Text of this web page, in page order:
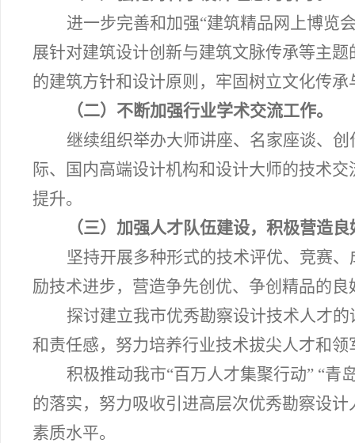
进一步完善和加强“建筑精品网上博览
展针对建筑设计创新与建筑文脉传承等主
的建筑方针和设计原则，牢固树立文化传
（二）不断加强行业学术交流工作。
继续组织举办大师讲座、名家座谈、
际、国内高端设计机构和设计大师的技术
提升。
（三）加强人才队伍建设，积极营造
坚持开展多种形式的技术评优、竞赛
励技术进步，营造争先创优、争创精品的良
探讨建立我市优秀勘察设计技术人才
和责任感，努力培养行业技术拔尖人才和领
积极推动我市“百万人才集聚行动” “青
的落实， 努力吸收引进高层次优秀勘察设
素质水平。